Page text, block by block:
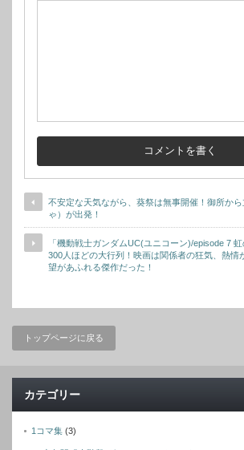
不安定な天気ながら、葵祭は無事開催！御所か
ゃ）が出発！
「機動戦士ガンダムUC(ユニコーン)/episode 7 虹
300人ほどの大行列！映画は関係者の狂気、熱情
望があふれる傑作だった！
トップページに戻る
カテゴリー
1コマ集 (3)